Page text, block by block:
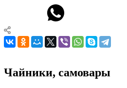
Чайники, самовары